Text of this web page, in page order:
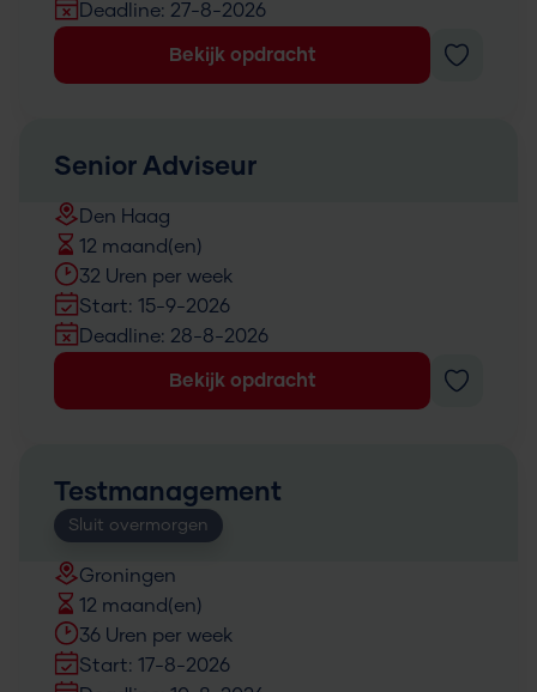
Deadline: 27-8-2026
Bekijk opdracht
Senior Adviseur
Den Haag
12 maand(en)
32 Uren per week
Start: 15-9-2026
Deadline: 28-8-2026
Bekijk opdracht
Sluit overmorgen
Testmanagement
Groningen
12 maand(en)
36 Uren per week
Start: 17-8-2026